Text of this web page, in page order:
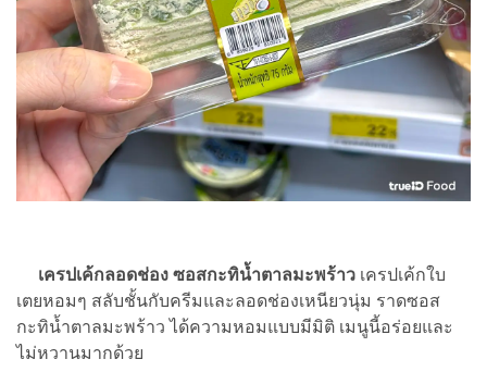
เครปเค้กลอดช่อง ซอสกะทิน้ำตาลมะพร้าว เครปเค้กใบ
เตยหอมๆ สลับชั้นกับครีมและลอดช่องเหนียวนุ่ม ราดซอส
กะทิน้ำตาลมะพร้าว ได้ความหอมแบบมีมิติ เมนูนี้อร่อยและ
ไม่หวานมากด้วย